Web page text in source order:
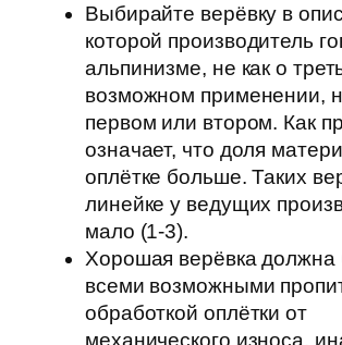
Выбирайте верёвку в
которой производитель
альпинизме, не как о
возможном применении,
первом или втором. Как
означает, что доля
оплётке больше. Таких
линейке у ведущих
мало (1-3).
Хорошая верёвка должна
всеми возможными
обработкой оплётки от
механического износа,